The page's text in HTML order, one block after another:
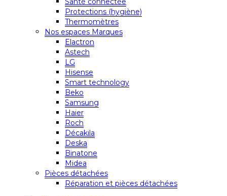
Protections (hygiène)
Thermomètres
Nos espaces Marques
Elactron
Astech
LG
Hisense
Smart technology
Beko
Samsung
Haier
Roch
Décakila
Deska
Binatone
Midea
Pièces détachées
Réparation et pièces détachées